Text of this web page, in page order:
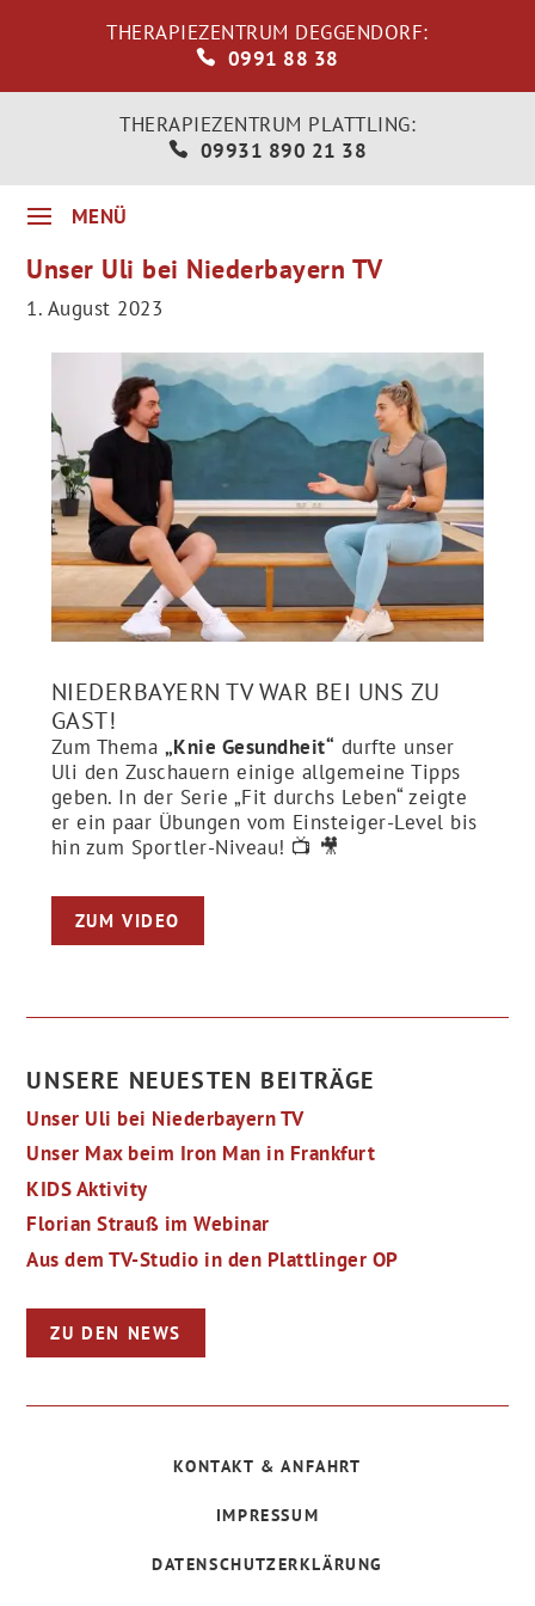
THERAPIEZENTRUM DEGGENDORF:
0991 88 38
THERAPIEZENTRUM PLATTLING:
09931 890 21 38
Unser Uli bei Niederbayern TV
1. August 2023
NIEDERBAYERN TV WAR BEI UNS ZU
GAST!
Zum Thema „Knie Gesundheit“ durfte unser
Uli den Zuschauern einige allgemeine Tipps
geben. In der Serie „Fit durchs Leben“ zeigte
er ein paar Übungen vom Einsteiger-Level bis
hin zum Sportler-Niveau! 📺 🎥
ZUM VIDEO
UNSERE NEUESTEN BEITRÄGE
Unser Uli bei Niederbayern TV
Unser Max beim Iron Man in Frankfurt
KIDS Aktivity
Florian Strauß im Webinar
Aus dem TV-Studio in den Plattlinger OP
ZU DEN NEWS
KONTAKT & ANFAHRT
IMPRESSUM
DATENSCHUTZERKLÄRUNG